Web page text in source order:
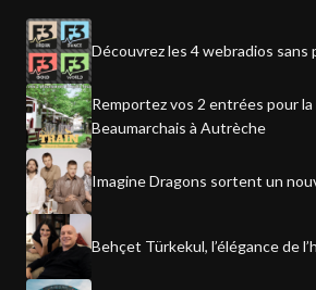
Découvrez les 4 webradios sans
Remportez vos 2 entrées pour
Beaumarchais à Autrèche
Imagine Dragons sortent un
Behçet Türkekul, l’élégance de